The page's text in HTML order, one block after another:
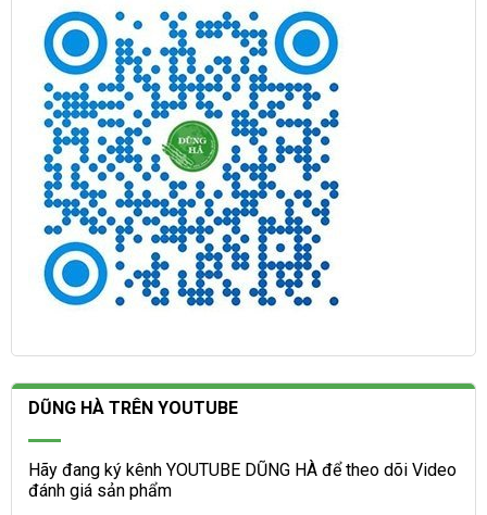
DŨNG HÀ TRÊN YOUTUBE
Hãy đang ký kênh YOUTUBE DŨNG HÀ để theo dõi Video
đánh giá sản phẩm